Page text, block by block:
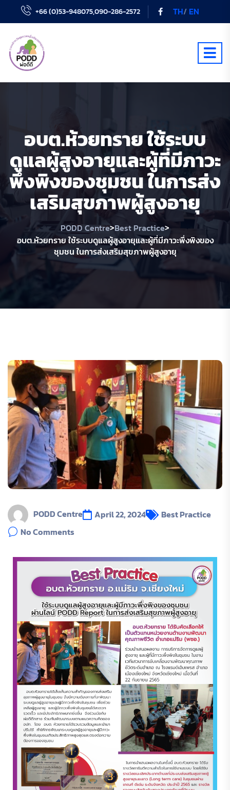
+66 (0)53-948075,090-286-2572 TH/ EN
อบต.ห้วยทราย ใช้ระบบ
ดูแลผู้สูงอายุและผู้ที่มีภาวะ
พึ่งพิงของชุมชน ในการส่ง
เสริมสุขภาพผู้สูงอายุ
PODD Centre>Best Practice>
อบต.ห้วยทราย ใช้ระบบดูแลผู้สูงอายุและผู้ที่มีภาวะพึ่งพิงของ
ชุมชน ในการส่งเสริมสุขภาพผู้สูงอายุ
PODD Centre April 22, 2024
Best Practice
No Comments